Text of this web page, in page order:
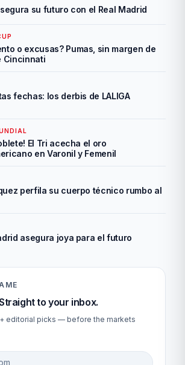
su futuro con el Real Madrid
o excusas? Pumas, sin margen de
Cincinnati
fechas: los derbis de LALIGA
El Tri acecha el oro
en Varonil y Femenil
perfila su cuerpo técnico rumbo al
asegura joya para el futuro
to your inbox.
editorial picks — before the markets